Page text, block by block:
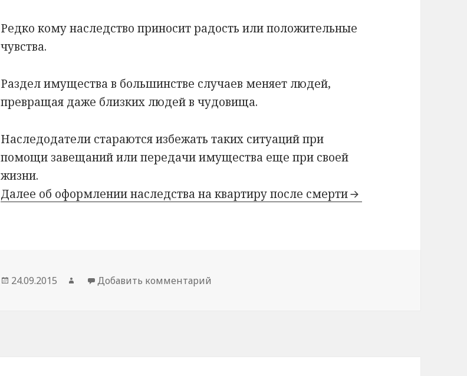
Редко кому наследство приносит радость или положительные
чувства.
Раздел имущества в большинстве случаев меняет людей,
превращая даже близких людей в чудовища.
Наследодатели стараются избежать таких ситуаций при
помощи завещаний или передачи имущества еще при своей
жизни.
Далее об оформлении наследства на квартиру после смерти
Опубликовано
24.09.2015 АвторДобавить комментарий